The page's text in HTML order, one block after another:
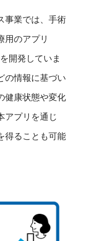
事業では、手術
用のアプリ
開発していま
の情報に基づい
健康状態や変化
アプリを通じ
得ることも可能